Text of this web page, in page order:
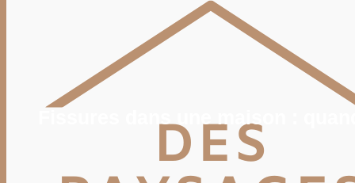
VIE PRATIQUE
ENERGIE
TRAVAUX
DEVIS
Rechercher
Rechercher :
Fissures dans une maison :